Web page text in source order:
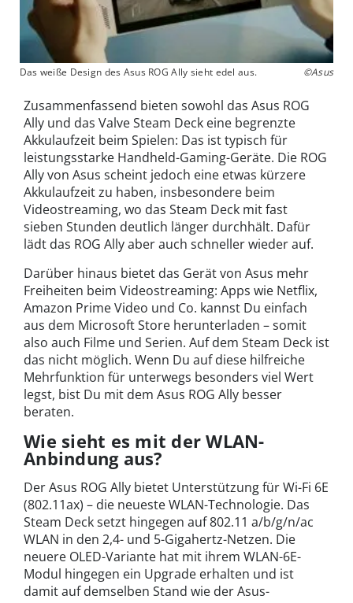
Das weiße Design des Asus ROG Ally sieht edel aus. ©Asus
Zusammenfassend bieten sowohl das Asus ROG
Ally und das Valve Steam Deck eine begrenzte
Akkulaufzeit beim Spielen: Das ist typisch für
leistungsstarke Handheld-Gaming-Geräte. Die ROG
Ally von Asus scheint jedoch eine etwas kürzere
Akkulaufzeit zu haben, insbesondere beim
Videostreaming, wo das Steam Deck mit fast
sieben Stunden deutlich länger durchhält. Dafür
lädt das ROG Ally aber auch schneller wieder auf.
Darüber hinaus bietet das Gerät von Asus mehr
Freiheiten beim Videostreaming: Apps wie Netflix,
Amazon Prime Video und Co. kannst Du einfach
aus dem Microsoft Store herunterladen – somit
also auch Filme und Serien. Auf dem Steam Deck ist
das nicht möglich. Wenn Du auf diese hilfreiche
Mehrfunktion für unterwegs besonders viel Wert
legst, bist Du mit dem Asus ROG Ally besser
beraten.
Wie sieht es mit der WLAN-
Anbindung aus?
Der Asus ROG Ally bietet Unterstützung für Wi-Fi 6E
(802.11ax) – die neueste WLAN-Technologie. Das
Steam Deck setzt hingegen auf 802.11 a/b/g/n/ac
WLAN in den 2,4- und 5-Gigahertz-Netzen. Die
neuere OLED-Variante hat mit ihrem WLAN-6E-
Modul hingegen ein Upgrade erhalten und ist
damit auf demselben Stand wie der Asus-